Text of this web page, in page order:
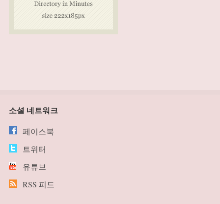
소셜 네트워크
페이스북
트위터
유튜브
RSS 피드